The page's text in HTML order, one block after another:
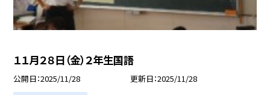
１１月２８日（金）２年生国語
公開日 2025/11/28 更新日 2025/11/28